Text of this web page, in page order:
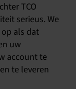
TCO
serieus. We
als dat
uw
account te
te leveren